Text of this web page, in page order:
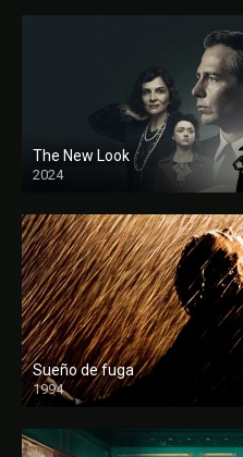
The New Look
2024
Sueño de fuga
1994
FULL HD